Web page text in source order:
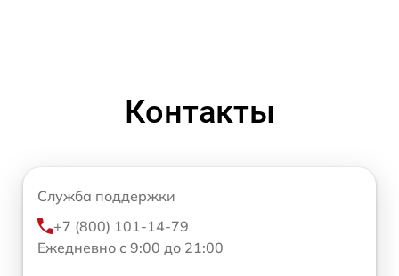
Контакты
Служба поддержки
+7 (800) 101-14-79
Ежедневно с 9:00 до 21:00